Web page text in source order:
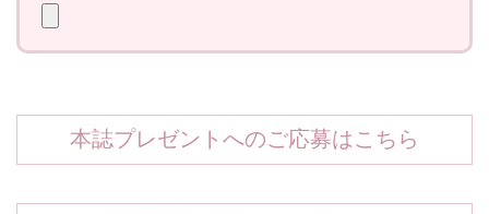
本誌プレゼントへのご応募はこちら